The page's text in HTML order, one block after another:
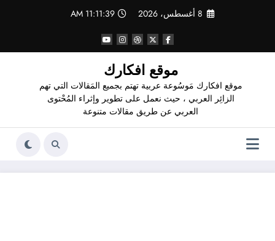
8 أغسطس، 2026 11:11:40 AM
موقع افكارك
موقع افكارك مَوسُوعة عربية تهتم بجميع المَقالات التي تهم
الزائِر العربي ، حيث نعمل على تطوير وإثراء المُحْتوى
العربي عن طريق مقالات متنوعة